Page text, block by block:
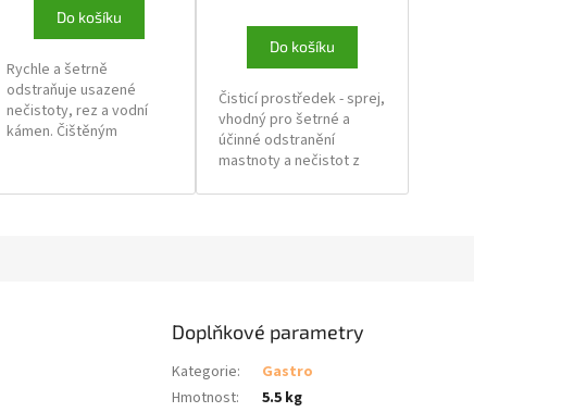
Do košíku
Rychle a šetrně
odstraňuje usazené
nečistoty, rez a vodní
kámen. Čištěným
Do košíku
Čisticí prostředek - sprej,
vhodný pro šetrné a
účinné odstranění
mastnoty a nečistot z
Doplňkové parametry
Kategorie:
Gastro
Hmotnost:
5.5 kg